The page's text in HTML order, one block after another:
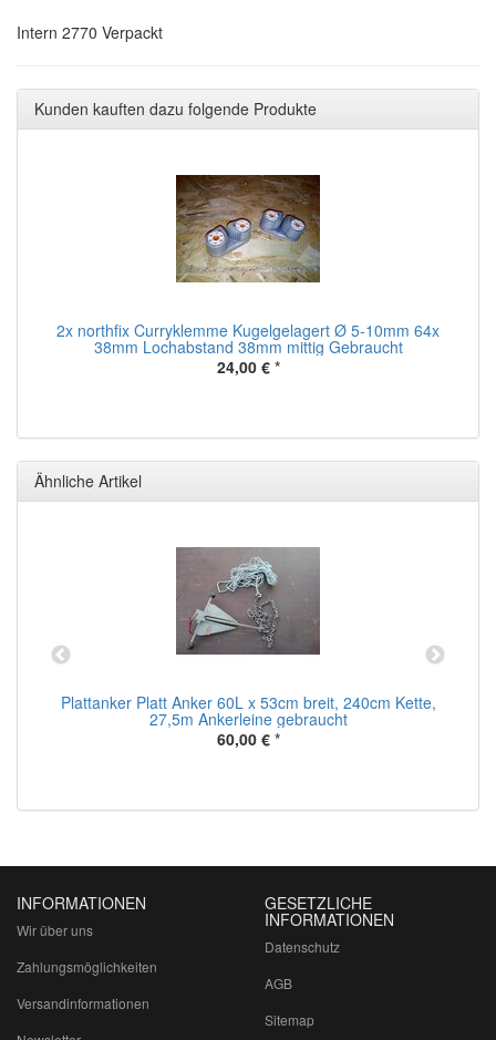
Intern 2770 Verpackt
Kunden kauften dazu folgende Produkte
2x northfix Curryklemme Kugelgelagert Ø 5-10mm 64x
38mm Lochabstand 38mm mittig Gebraucht
24,00 € *
Ähnliche Artikel
Plattanker Platt Anker 60L x 53cm breit, 240cm Kette,
27,5m Ankerleine gebraucht
60,00 € *
INFORMATIONEN
Wir über uns
Zahlungsmöglichkeiten
Versandinformationen
GESETZLICHE
INFORMATIONEN
Datenschutz
AGB
Sitemap